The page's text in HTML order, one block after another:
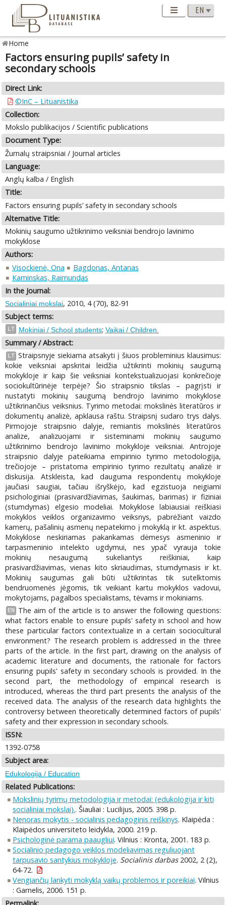
Home
Factors ensuring pupils’ safety in
secondary schools
Direct Link:
©InC – Lituanistika
Collection:
Mokslo publikacijos / Scientific publications
Document Type:
Žurnalų straipsniai / Journal articles
Language:
Anglų kalba / English
Title:
Factors ensuring pupils’ safety in secondary schools
Alternative Title:
Mokinių saugumo užtikrinimo veiksniai bendrojo lavinimo
mokyklose
Authors:
Visockienė, Ona
Bagdonas, Antanas
Kaminskas, Raimundas
In the Journal:
Socialiniai mokslai, 2010, 4 (70), 82-91
Subject terms:
LT Mokiniai / School students; Vaikai / Children.
Summary / Abstract:
LT Straipsnyje siekiama atsakyti į šiuos probleminius klausimus:
kokie veiksniai apskritai leidžia užtikrinti mokinių saugumą
mokykloje ir kaip šie veiksniai kontekstualizuojasi konkrečioje
sociokultūrinėje terpėje? Šio straipsnio tikslas – pagrįsti ir
nustatyti mokinių saugumą bendrojo lavinimo mokyklose
užtikrinančius veiksnius. Tyrimo metodai: mokslinės literatūros ir
dokumentų analizė, apklausa raštu. Straipsnį sudaro trys dalys.
Pirmojoje straipsnio dalyje, remiantis mokslinės literatūros
analize, analizuojami ir sisteminami mokinių saugumo
užtikrinimo bendrojo lavinimo mokykloje veiksniai. Antrojoje
straipsnio dalyje pateikiama empirinio tyrimo metodologija,
trečiojoje – pristatoma empirinio tyrimo rezultatų analizė ir
diskusija. Atskleista, kad dauguma respondentų mokykloje
jaučiasi saugiai, tačiau išryškėjo, kad egzistuoja neigiami
psichologiniai (prasivardžiavimas, šaukimas, barimas) ir fiziniai
(stumdymas) elgesio modeliai. Mokyklose labiausiai reiškiasi
mokyklos veiklos organizavimo veiksnys, pabrėžiant vaizdo
kamerų, pašalinių asmenų nepatekimo į mokyklą ir kt. aspektus.
Mokyklose neskiriamas pakankamas dėmesys asmeninio ir
tarpasmeninio intelekto ugdymui, nes ypač vyrauja tokie
mokinių nesaugumą sukeliantys reiškiniai, kaip
prasivardžiavimas, vienas kito skriaudimas, stumdymasis ir kt.
Mokinių saugumas gali būti užtikrintas tik sutelktomis
bendruomenės jėgomis, tik veikiant kartu mokyklos vadovui,
mokytojams, pagalbos specialistams, tėvams ir mokiniams.
EN
The aim of the article is to answer the following questions:
what factors enable to ensure pupils' safety in school and how
these particular factors contextualize in a certain sociocultural
environment? The research problem is addressed in the three
parts of the article. In the first part, drawing on the analysis of
academic literature and documents, the rationale for factors
ensuring pupils' safety in secondary schools is provided. In the
second part, the methodology of empirical research is
introduced, whereas the third part presents the analysis of the
received data. The analysis of the research data highlights the
controversy between theoretically determined factors of pupils'
safety and their expression in secondary schools.
ISSN:
1392-0758
Subject area:
Edukologija / Education
Related Publications:
Mokslinių tyrimų metodologija ir metodai: (edukologija ir kiti
socialiniai mokslai).. Šiauliai : Lucilijus, 2005. 398 p.
Nenoras mokytis - socialinis pedagoginis reiškinys. Klaipėda :
Klaipėdos universiteto leidykla, 2000. 219 p.
Psichologinė parama paaugliui. Vilnius : Kronta, 2001. 183 p.
Socialinio pedagogo veiklos modeliavimas reguliuojant
tarpusavio santykius mokykloje. Socialinis darbas2002, 2 (2),
64-72.
Vengiančių lankyti mokyklą vaikų problemos ir poreikiai. Vilnius
: Garnelis, 2006. 151 p.